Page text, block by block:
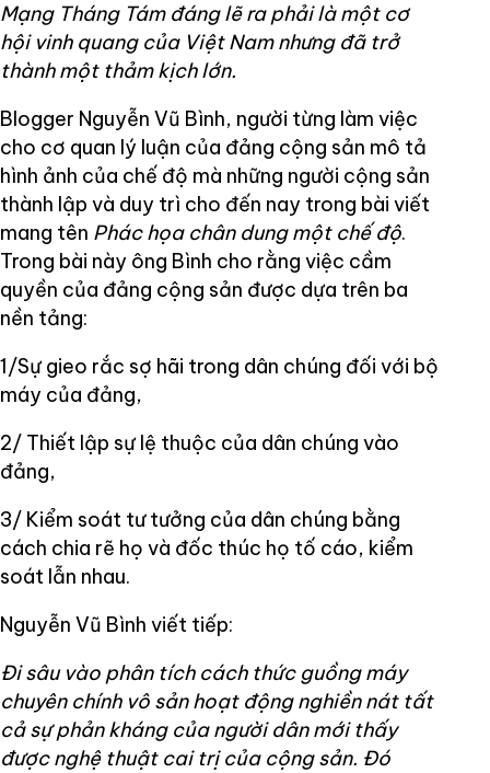
Mạng Tháng Tám đáng lẽ ra phải là một cơ
hội vinh quang của Việt Nam nhưng đã trở
thành một thảm kịch lớn.
Blogger Nguyễn Vũ Bình, người từng làm việc
cho cơ quan lý luận của đảng cộng sản mô tả
hình ảnh của chế độ mà những người cộng sản
thành lập và duy trì cho đến nay trong bài viết
mang tên Phác họa chân dung một chế độ.
Trong bài này ông Bình cho rằng việc cầm
quyền của đảng cộng sản được dựa trên ba
nền tảng:
1/Sự gieo rắc sợ hãi trong dân chúng đối với bộ
máy của đảng,
2/ Thiết lập sự lệ thuộc của dân chúng vào
đảng,
3/ Kiểm soát tư tưởng của dân chúng bằng
cách chia rẽ họ và đốc thúc họ tố cáo, kiểm
soát lẫn nhau.
Nguyễn Vũ Bình viết tiếp:
Đi sâu vào phân tích cách thức guồng máy
chuyên chính vô sản hoạt động nghiền nát tất
cả sự phản kháng của người dân mới thấy
được nghệ thuật cai trị của cộng sản. Đó